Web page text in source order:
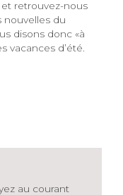
et retrouvez-nous
du
disons donc «à
vacances d’été.
au courant